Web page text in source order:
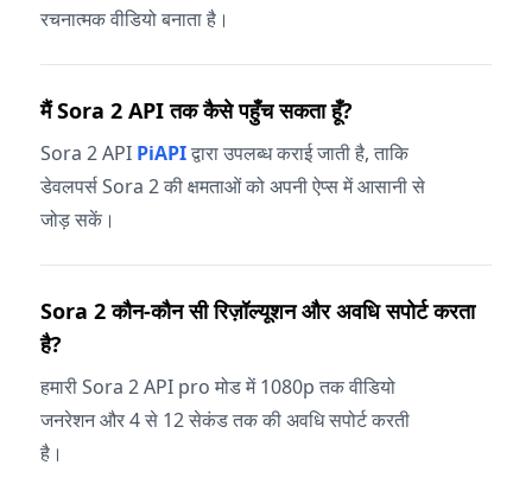
रचनात्मक वीडियो बनाता है।
मैं Sora 2 API तक कैसे पहुँच सकता हूँ?
Sora 2 API PiAPIद्वारा उपलब्ध कराई जाती है, ताकि
डेवलपर्स Sora 2 की क्षमताओं को अपनी ऐप्स में आसानी से
जोड़ सकें।
Sora 2 कौन-कौन सी रिज़ॉल्यूशन और अवधि सपोर्ट करता
है?
हमारी Sora 2 API pro मोड में 1080p तक वीडियो
जनरेशन और 4 से 12 सेकंड तक की अवधि सपोर्ट करती
है।